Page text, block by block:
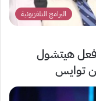
البرامج التلفزيونية
هيتشول
توايس